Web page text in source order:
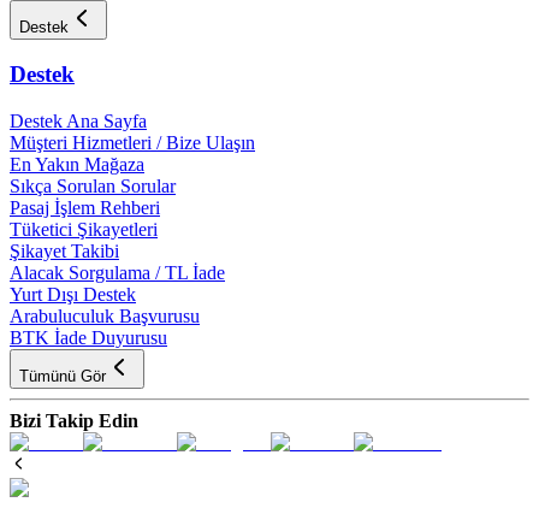
Destek
Destek
Destek Ana Sayfa
Müşteri Hizmetleri / Bize Ulaşın
En Yakın Mağaza
Sıkça Sorulan Sorular
Pasaj İşlem Rehberi
Tüketici Şikayetleri
Şikayet Takibi
Alacak Sorgulama / TL İade
Yurt Dışı Destek
Arabuluculuk Başvurusu
BTK İade Duyurusu
Tümünü Gör
Bizi Takip Edin